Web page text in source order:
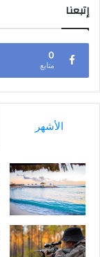
إتبعنا
0
متابع
الأشهر